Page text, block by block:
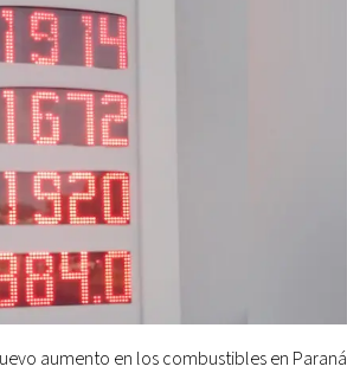
aumento en los combustibles en Paraná